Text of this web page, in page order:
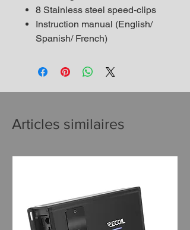
8 Stainless steel speed-clips
Instruction manual (English/
Spanish/ French)
Articles similaires